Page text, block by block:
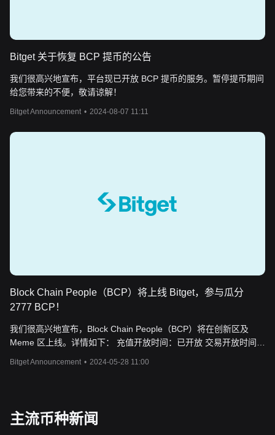
Bitget 关于恢复 BCP 提币的公告
我们很高兴地宣布，平台现已开放 BCP 提币的服务。暂停提币期间
给您带来的不便，敬请谅解！
Bitget Announcement • 2024-08-07 11:11
Block Chain People（BCP）将上线 Bitget，参与瓜分
2777 BCP！
我们很高兴地宣布，Block Chain People（BCP）将在创新区及
Meme 区上线。详情如下： 充值开放时间：已开放 交易开放时间：
USDT 质押上限 30,000 USDT 代币分发公式： USDT 质押挖矿奖
励数量 = 用户质押的 USDT 数量 ÷ 所有达标用户质押的
Bitget Announcement • 2024-05-28 11:00
主流币种新闻